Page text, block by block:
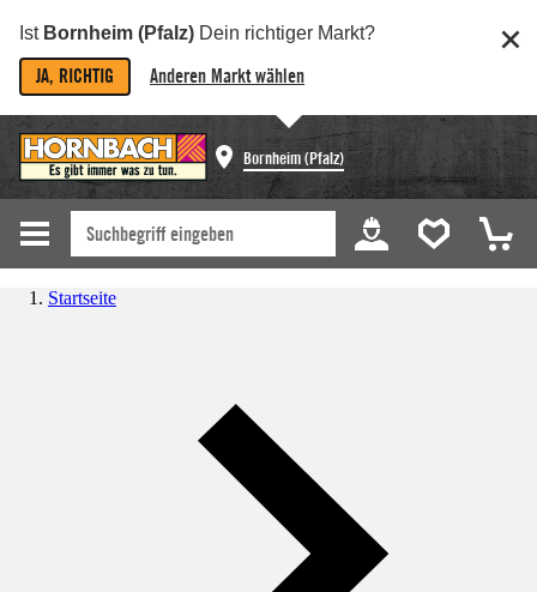
Ist Bornheim (Pfalz) Dein richtiger Markt?
JA, RICHTIG Anderen Markt wählen
Bornheim (Pfalz)
Startseite